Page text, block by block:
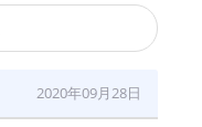
2020年09月28日